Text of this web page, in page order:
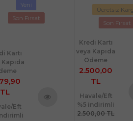
Yeni
Son Fırsat
Kartı
TL
Eft
Ücretsiz
Son Fırsat
Kredi Kartı
veya Kapıda
Ödeme
2.500,00
TL
Havale/Eft
%5 indirimli
2.500,00 TL